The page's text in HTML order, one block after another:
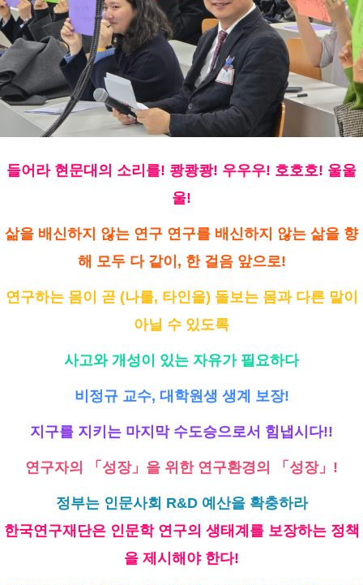
들어라 현문대의 소리를! 쾅쾅쾅! 우우우! 호호호! 울울
울!
삶을 배신하지 않는 연구 연구를 배신하지 않는 삶을 향
해 모두 다 같이, 한 걸음 앞으로!
연구하는 몸이 곧 (나를, 타인을) 돌보는 몸과 다른 말이
아닐 수 있도록
사고와 개성이 있는 자유가 필요하다
비정규 교수, 대학원생 생계 보장!
지구를 지키는 마지막 수도승으로서 힘냅시다!!
연구자의 「성장」을 위한 연구환경의 「성장」!
정부는 인문사회 R&D 예산을 확충하라
한국연구재단은 인문학 연구의 생태계를 보장하는 정책
을 제시해야 한다!